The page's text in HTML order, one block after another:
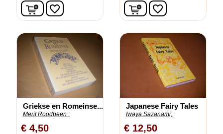
In winkelwagen
favorite_border In winkelwagen
favorite_border
Griekse en Romeinse...
Merit Roodbeen ;
€ 4,50
Japanese Fairy Tales
Iwaya Sazanami;
€ 12,50